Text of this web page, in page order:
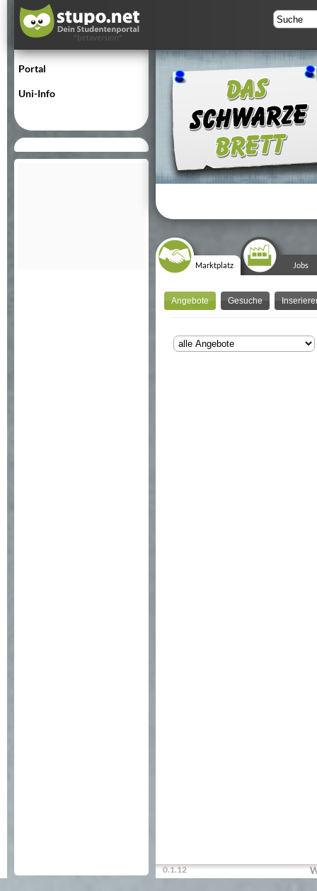
Portal
Uni-Info
Marktplatz Jobs
Angebote Gesuche
0.1.12